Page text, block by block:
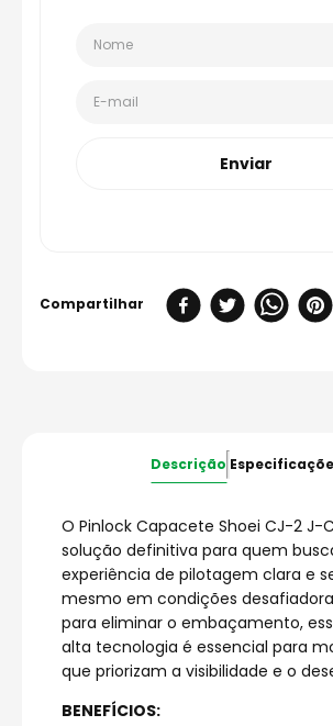
Enviar
Descrição
O Pinlock Capacete Shoei CJ-2 J-
solução definitiva para quem
experiência de pilotagem clara e
mesmo em condições
para eliminar o embaçamento,
alta tecnologia é essencial para
que priorizam a visibilidade e o
BENEFÍCIOS: